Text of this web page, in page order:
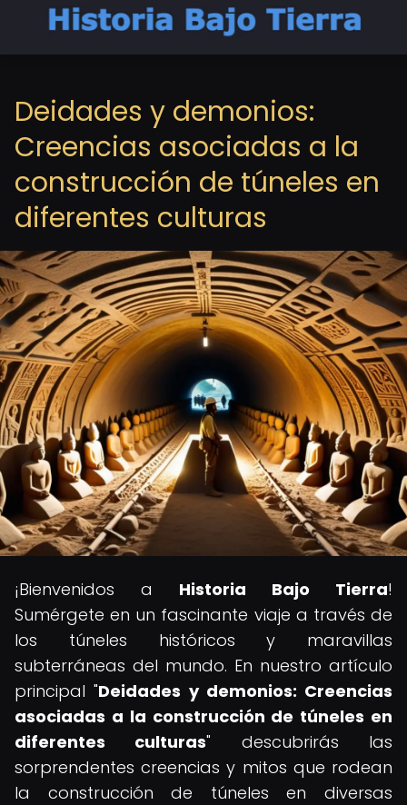
Deidades y demonios:
Creencias asociadas a la
construcción de túneles en
diferentes culturas
¡Bienvenidos a Historia Bajo Tierra!
Sumérgete en un fascinante viaje a través de
los túneles históricos y maravillas
subterráneas del mundo. En nuestro artículo
principal "Deidades y demonios: Creencias
asociadas a la construcción de túneles en
diferentes culturas" descubrirás las
sorprendentes creencias y mitos que rodean
la construcción de túneles en diversas